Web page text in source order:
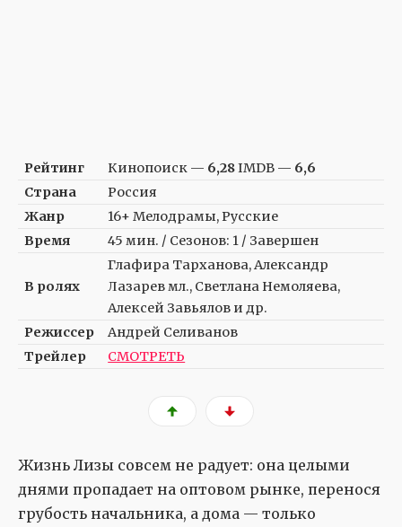
Рейтинг Кинопоиск — 6,28IMDB — 6,6
Страна
Россия
Жанр
16+ Мелодрамы, Русские
Время
45 мин. / Сезонов: 1 / Завершен
В ролях
Глафира Тарханова, Александр
Лазарев мл., Светлана Немоляева,
Алексей Завьялов и др.
Режиссер
Андрей Селиванов
Трейлер
СМОТРЕТЬ
Жизнь Лизы совсем не радует: она целыми
днями пропадает на оптовом рынке, перенося
грубость начальника, а дома — только